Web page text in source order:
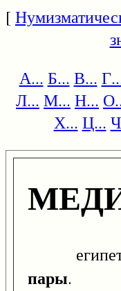
[
А... Б... В...
Л... М... Н...
Х... Ц...
пары.